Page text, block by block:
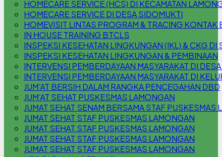
HOMECARE SERVICE (HCS) DI KECAMATAN
HOMECARE SERVICE DI DESA SIDOMUKTI
HOMEVISIT LINTAS PROGRAM & TRACING KONTAK
IN HOUSE TRAINING BTCLS
INSPEKSI KESEHATAN LINGKUNGAN (IKL) & CKG DI
INSPEKSI KESEHATAN LINGKUNGAN & PEMBINAAN
INTERVENSI PEMBERDAYAAN MASYARAKAT DI
INTERVENSI PEMBERDAYAAN MASYARAKAT DI
JUM'AT BERSIH DALAM RANGKA PENCEGAHAN DBD
JUM'AT SEHAT PUSKESMAS LAMONGAN
JUMAT SEHAT SENAM BERSAMA STAF PUSKESMAS
JUMAT SEHAT STAF PUSKESMAS LAMONGAN
JUMAT SEHAT STAF PUSKESMAS LAMONGAN
JUMAT SEHAT STAF PUSKESMAS LAMONGAN
JUMAT SEHAT STAF PUSKESMAS LAMONGAN